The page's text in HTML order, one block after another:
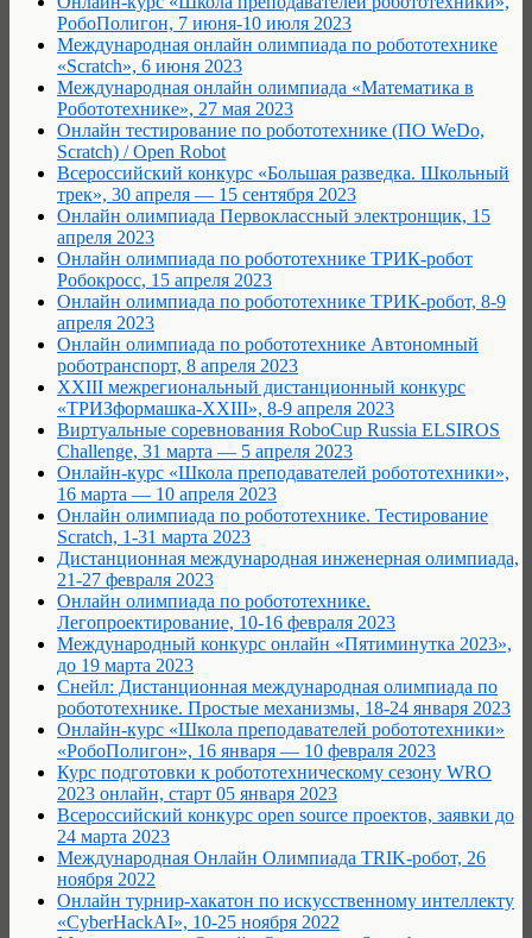
РобоПолигон, 7 июня-10 июля 2023
Международная онлайн олимпиада по робототехнике
«Scratch», 6 июня 2023
Международная онлайн олимпиада «Математика в
Робототехнике», 27 мая 2023
Онлайн тестирование по робототехнике (ПО WeDo,
Scratch) / Open Robot
Всероссийский конкурс «Большая разведка. Школьный
трек», 30 апреля — 15 сентября 2023
Онлайн олимпиада Первоклассный электронщик, 15
апреля 2023
Онлайн олимпиада по робототехнике ТРИК-робот
Робокросс, 15 апреля 2023
Онлайн олимпиада по робототехнике ТРИК-робот, 8-9
апреля 2023
Онлайн олимпиада по робототехнике Автономный
роботранспорт, 8 апреля 2023
XXIII межрегиональный дистанционный конкурс
«ТРИЗформашка-XXIII», 8-9 апреля 2023
Виртуальные соревнования RoboCup Russia ELSIROS
Challenge, 31 марта — 5 апреля 2023
Онлайн-курс «Школа преподавателей робототехники»,
16 марта — 10 апреля 2023
Онлайн олимпиада по робототехнике. Тестирование
Scratch, 1-31 марта 2023
Дистанционная международная инженерная олимпиада,
21-27 февраля 2023
Онлайн олимпиада по робототехнике.
Легопроектирование, 10-16 февраля 2023
Международный конкурс онлайн «Пятиминутка 2023»,
до 19 марта 2023
Снейл: Дистанционная международная олимпиада по
робототехнике. Простые механизмы, 18-24 января 2023
Онлайн-курс «Школа преподавателей робототехники»
«РобоПолигон», 16 января — 10 февраля 2023
Курс подготовки к робототехническому сезону WRO
2023 онлайн, старт 05 января 2023
Всероссийский конкурс open source проектов, заявки до
24 марта 2023
Международная Онлайн Олимпиада TRIK-робот, 26
ноября 2022
Онлайн турнир-хакатон по искусственному интеллекту
«CyberHackAI», 10-25 ноября 2022